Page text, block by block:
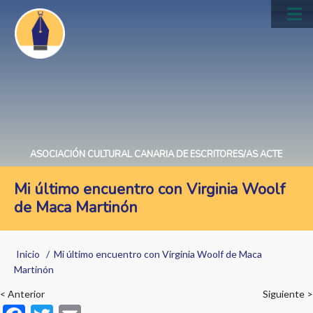
Pasar
contenido
principal
ASOCIACIÓN CULTURAL CANARIA DE ESCRITORES/AS ACTE
Mi último encuentro con Virginia Woolf
de Maca Martinón
Sobrescribir
enlaces
de
Inicio
Mi último encuentro con Virginia Woolf de Maca
Martinón
< Anterior Siguiente >